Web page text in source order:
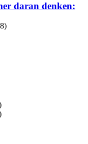
daran denken: